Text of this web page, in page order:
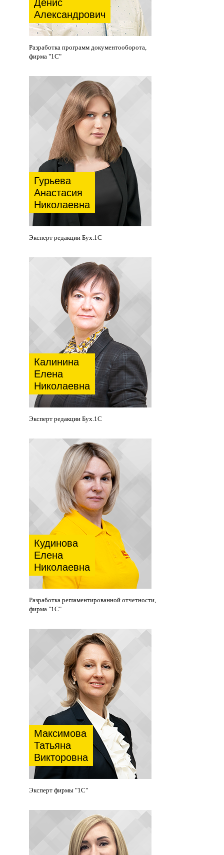
Денис
Александрович
Разработка программ документооборота,
фирма "1С"
Гурьева
Анастасия
Николаевна
Эксперт редакции Бух.1С
Калинина
Елена
Николаевна
Эксперт редакции Бух.1С
Кудинова
Елена
Николаевна
Разработка регламентированной отчетности,
фирма "1С"
Максимова
Татьяна
Викторовна
Эксперт фирмы "1С"